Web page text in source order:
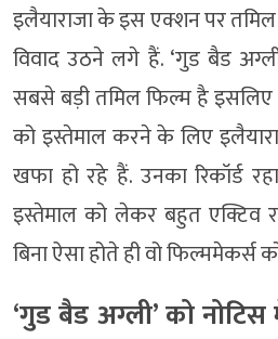
इलैयाराजा के इस एक्शन पर
विवाद उठने लगे हैं. ‘गुड बैड
सबसे बड़ी तमिल फिल्म है
को इस्तेमाल करने के लिए
खफा हो रहे हैं. उनका रिकॉर्ड
इस्तेमाल को लेकर बहुत एक्टिव
बिना ऐसा होते ही वो फिल्ममेकर्स
‘गुड बैड अग्ली’ को